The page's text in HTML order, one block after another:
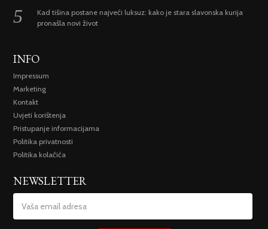
Kad tišina postane najveći luksuz: kako je stara slavonska kurija
pronašla novi život
INFO
Impressum
Marketing
Kontakt
Uvjeti korištenja
Pristupanje informacijama
Politika privatnosti
Politika kolačića
NEWSLETTER